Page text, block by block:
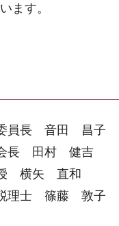
ます。
委員長 音田 昌子
会長 田村 健吉
授 横矢 直和
理士 篠藤 敦子